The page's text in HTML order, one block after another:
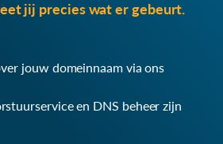
jij precies wat er gebeurt.
jouw domeinnaam via ons
en DNS beheer zijn